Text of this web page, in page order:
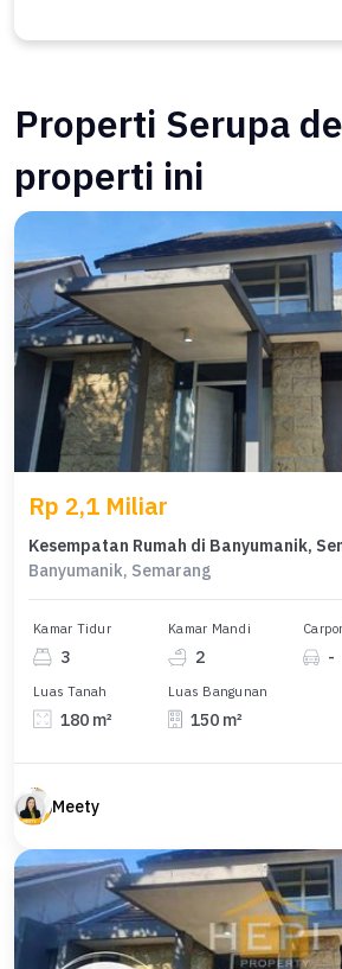
Properti Serupa
properti ini
Rp 2,1 Miliar
Banyumanik, Semarang
Kamar Tidur
3
Kamar Mandi
2 -
Luas Tanah
180 m²
Luas Bangunan
150 m²
Meety